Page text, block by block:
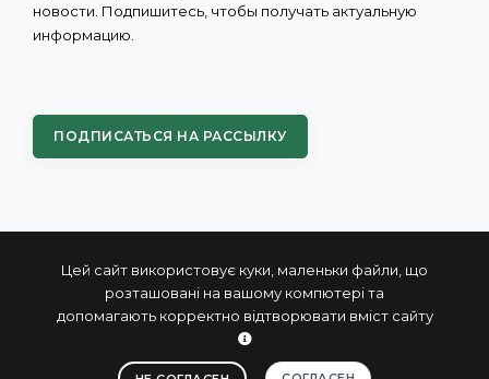
Цей сайт використовує куки, маленьки файли, що
розташовані на вашому компютері та
допомагають корректно відтворювати вміст сайту
новости. Подпишитесь, чтобы получать актуальную
информацию.
ПОДПИСАТЬСЯ НА РАССЫЛКУ
© 2004 - 2026 ПРОКСИС™ - промышленные компьютеры
и системы